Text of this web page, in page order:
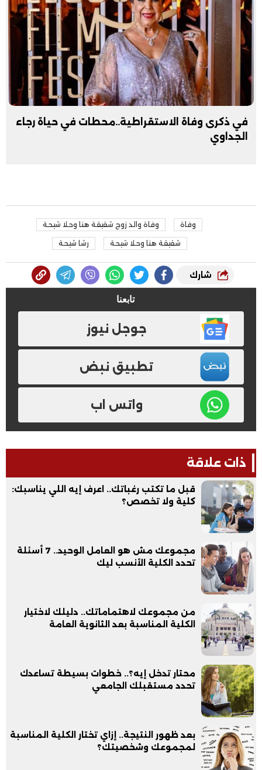
في ذكرى وفاة الاستقراطية..محطات في حياة رجاء
الجداوي
وفاة وفاة والد زوج شقيقة هنا وحلا شيحة
شقيقة هنا وحلا شيحة رشا شيحة
شارك
تابعنا
جوجل نيوز
تطبيق نبض
واتس اب
ذات علاقة
قبل ما تكتب رغباتك.. اعرف إيه اللي يناسبك:
كلية ولا تخصص؟
مجموعك مش هو العامل الوحيد.. 7 أسئلة
تحدد الكلية الأنسب ليك
من مجموعك لاهتماماتك.. دليلك لاختيار
الكلية المناسبة بعد الثانوية العامة
محتار تدخل إيه؟.. خطوات بسيطة تساعدك
تحدد مستقبلك الجامعي
بعد ظهور النتيجة.. إزاي تختار الكلية المناسبة
لمجموعك وشخصيتك؟